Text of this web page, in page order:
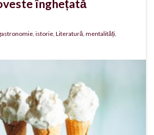
înghețată
istorie Literatură mentalități